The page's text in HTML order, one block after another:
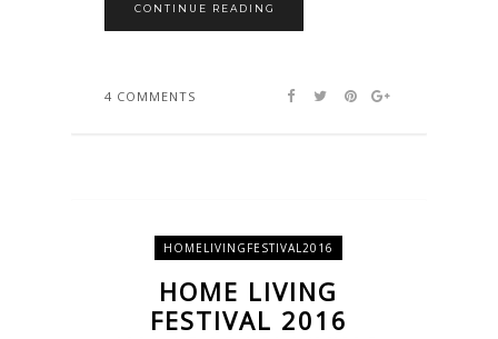
CONTINUE READING
4 COMMENTS
HOMELIVINGFESTIVAL2016
HOME LIVING
FESTIVAL 2016